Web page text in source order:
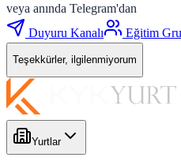
veya anında Telegram'dan
Duyuru Kanalı
Eğitim
Teşekkürler, ilgilenmiyorum
Yurtlar